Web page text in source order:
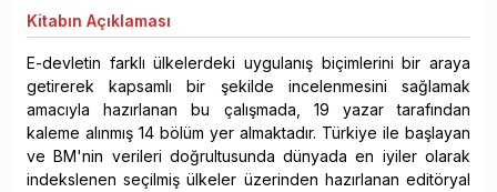
Kitabın Açıklaması
E-devletin farklı ülkelerdeki uygulanış biçimlerini bir araya
getirerek kapsamlı bir şekilde incelenmesini sağlamak
amacıyla hazırlanan bu çalışmada, 19 yazar tarafından
kaleme alınmış 14 bölüm yer almaktadır. Türkiye ile başlayan
ve BM'nin verileri doğrultusunda dünyada en iyiler olarak
indekslenen seçilmiş ülkeler üzerinden hazırlanan editöryal